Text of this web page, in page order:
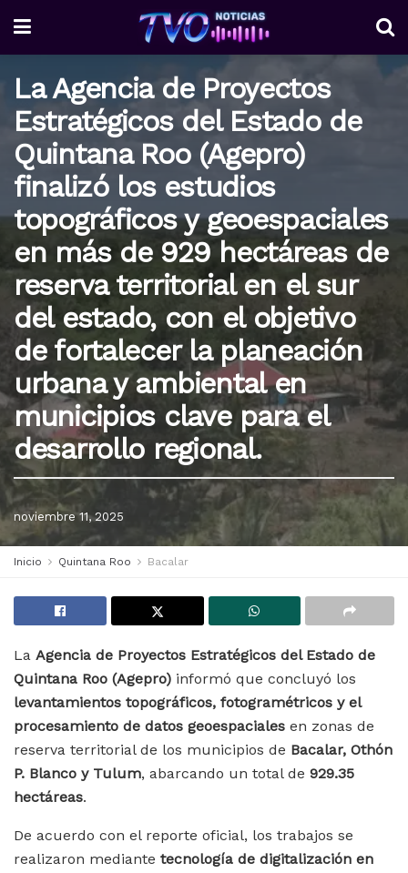
La Agencia de Proyectos
Estratégicos del Estado de
Quintana Roo (Agepro)
finalizó los estudios
topográficos y geoespaciales
en más de 929 hectáreas de
reserva territorial en el sur
del estado, con el objetivo
de fortalecer la planeación
urbana y ambiental en
municipios clave para el
desarrollo regional.
noviembre 11, 2025
Inicio Quintana Roo Bacalar
La Agencia de Proyectos Estratégicos del Estado de
Quintana Roo (Agepro) informó que concluyó los
levantamientos topográficos, fotogramétricos y el
procesamiento de datos geoespaciales en zonas de
reserva territorial de los municipios de Bacalar, Othón
P. Blanco y Tulum, abarcando un total de 929.35
hectáreas.
De acuerdo con el reporte oficial, los trabajos se
realizaron mediante tecnología de digitalización en